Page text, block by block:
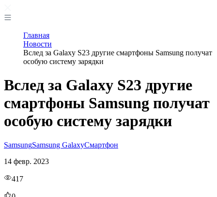
Главная
Новости
Вслед за Galaxy S23 другие смартфоны Samsung получат
особую систему зарядки
Вслед за Galaxy S23 другие
смартфоны Samsung получат
особую систему зарядки
SamsungSamsung GalaxyСмартфон
14 февр. 2023
417